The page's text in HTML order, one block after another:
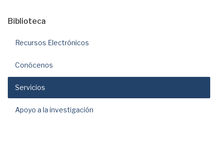
Biblioteca
Recursos Electrónicos
Conócenos
Servicios
Apoyo a la investigación